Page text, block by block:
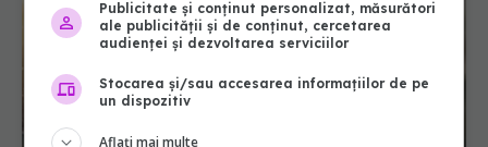
Publicitate și conținut personalizat, măsurători
ale publicității și de conținut, cercetarea
audienței și dezvoltarea serviciilor
Stocarea și/sau accesarea informațiilor de pe
un dispozitiv
Aflați mai multe